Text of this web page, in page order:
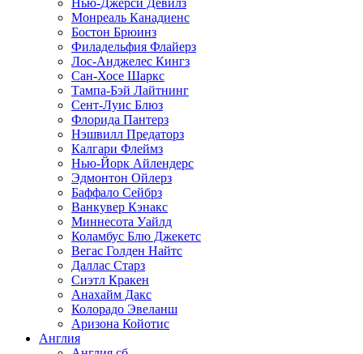
Нью-Джерси Девилз
Монреаль Канадиенс
Бостон Брюинз
Филадельфия Флайерз
Лос-Анджелес Кингз
Сан-Хосе Шаркс
Тампа-Бэй Лайтнинг
Сент-Луис Блюз
Флорида Пантерз
Нэшвилл Предаторз
Калгари Флеймз
Нью-Йорк Айлендерс
Эдмонтон Ойлерз
Баффало Сейбрз
Ванкувер Кэнакс
Миннесота Уайлд
Коламбус Блю Джекетс
Вегас Голден Найтс
Даллас Старз
Сиэтл Кракен
Анахайм Дакс
Колорадо Эвеланш
Аризона Койотис
Англия